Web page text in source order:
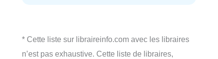
* Cette liste sur libraireinfo.com avec les libraires
n’est pas exhaustive. Cette liste de libraires,